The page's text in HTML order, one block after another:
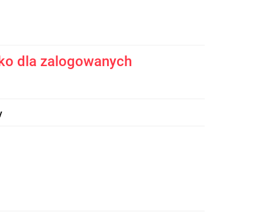
dla zalogowanych